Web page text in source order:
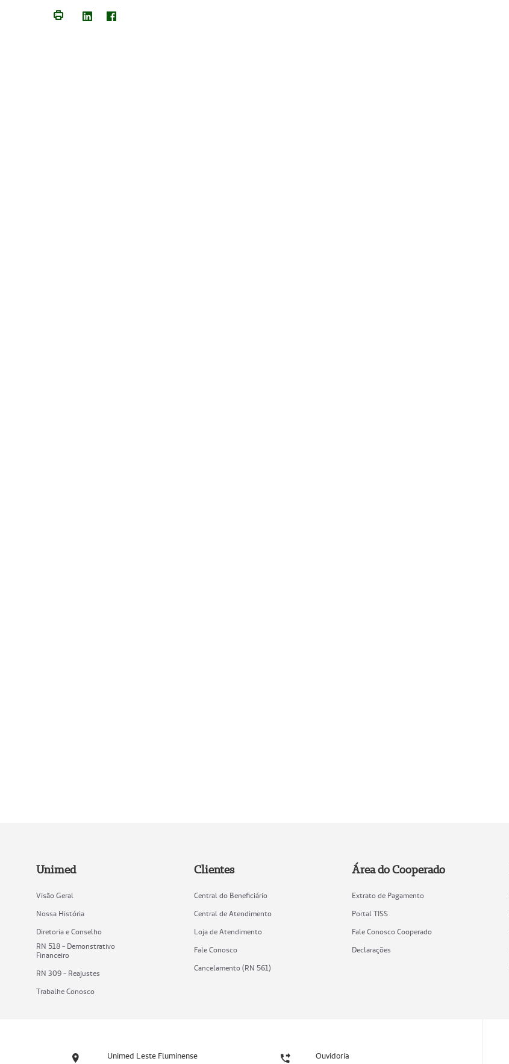
Unimed
Visão Geral
Nossa História
Diretoria e Conselho
RN 518 - Demonstrativo
Financeiro
RN 309 - Reajustes
Trabalhe Conosco
Clientes
Central do Beneficiário
Central de Atendimento
Loja de Atendimento
Fale Conosco
Cancelamento (RN 561)
Área do Cooperado
Extrato de Pagamento
Portal TISS
Fale Conosco Cooperado
Declarações
Unimed Leste Fluminense Ouvidoria